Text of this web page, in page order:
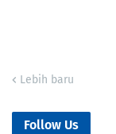
Lebih baru
Follow Us